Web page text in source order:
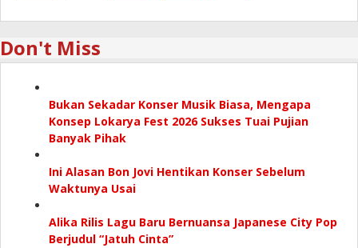
Don't Miss
Bukan Sekadar Konser Musik Biasa, Mengapa
Konsep Lokarya Fest 2026 Sukses Tuai Pujian
Banyak Pihak
Ini Alasan Bon Jovi Hentikan Konser Sebelum
Waktunya Usai
Alika Rilis Lagu Baru Bernuansa Japanese City Pop
Berjudul “Jatuh Cinta”